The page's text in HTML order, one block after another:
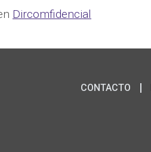
Dircomfidencial
CONTACTO